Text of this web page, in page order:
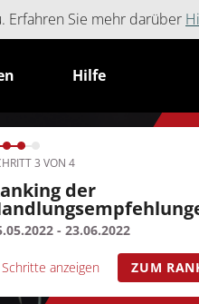
Erfahren Sie mehr darüber
Hilfe
3 VON 4
der
- 23.06.2022
Schritte anzeigen ZUM